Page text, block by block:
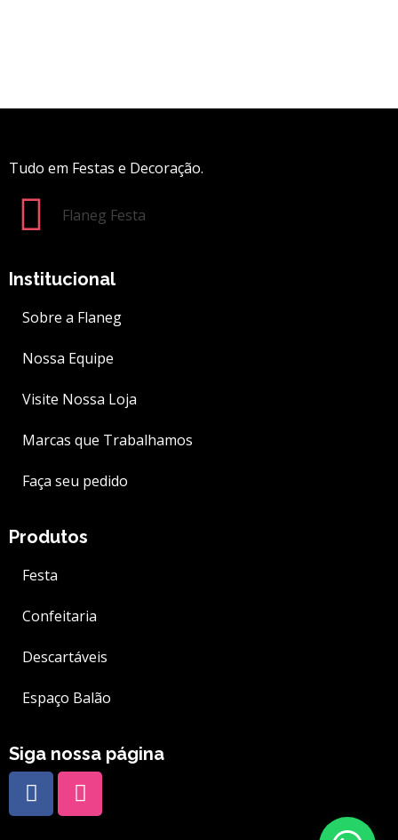
Tudo em Festas e Decoração.
Flaneg Festa
Institucional
Sobre a Flaneg
Nossa Equipe
Visite Nossa Loja
Marcas que Trabalhamos
Faça seu pedido
Produtos
Festa
Confeitaria
Descartáveis
Espaço Balão
Siga nossa página